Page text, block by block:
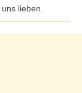
lieben.